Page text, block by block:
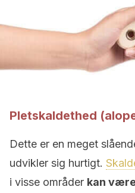
Pletskaldethed
Dette er en meget
udvikler sig hurtigt.
i visse områder kan